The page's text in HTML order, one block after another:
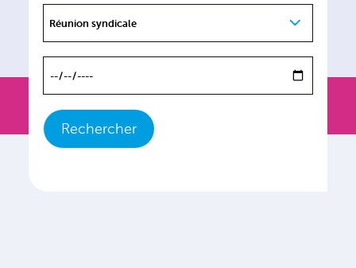
Réunion syndicale
Rechercher